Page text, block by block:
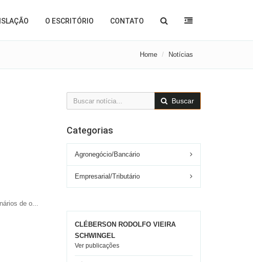
O ESCRITÓRIO CONTATO
Home Notícias
de o...
Buscar
Categorias
Agronegócio/Bancário
Empresarial/Tributário
CLÉBERSON RODOLFO VIEIRA
SCHWINGEL
Ver publicações